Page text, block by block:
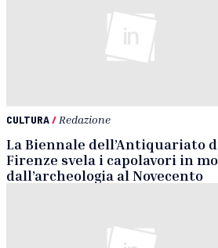
CULTURA/Redazione
La Biennale dell’Antiquariato
Firenze svela i capolavori in
dall’archeologia al Novecento